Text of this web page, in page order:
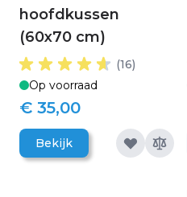
hoofdkussen
(60x70 cm)
(16)
Op voorraad
€ 35,00
Bekijk